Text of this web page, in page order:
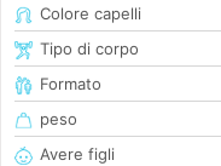
Colore capelli
Tipo di corpo
Formato
peso
Avere figli